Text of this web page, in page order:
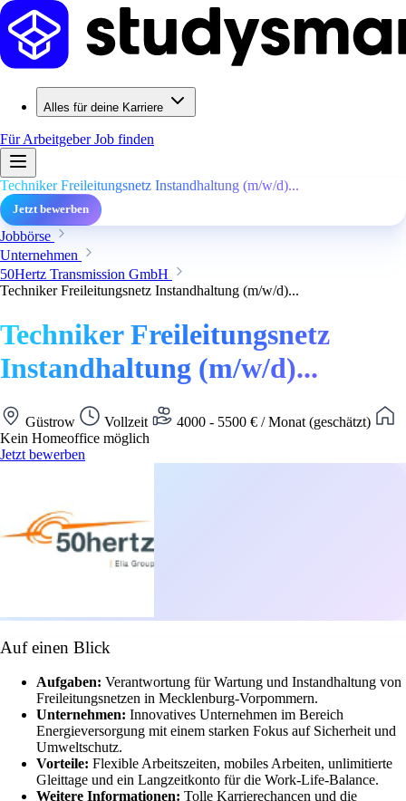
Alles für deine Karriere
Für ArbeitgeberJob finden
Techniker Freileitungsnetz Instandhaltung (m/w/d)...
Jetzt bewerben
Jobbörse
Unternehmen
50Hertz Transmission GmbH
Techniker Freileitungsnetz Instandhaltung (m/w/d)...
Techniker Freileitungsnetz
Instandhaltung (m/w/d)...
Güstrow Vollzeit
4000 - 5500 € / Monat (geschätzt)
Kein Homeoffice möglich
Jetzt bewerben
Auf einen Blick
Aufgaben: Verantwortung für Wartung und Instandhaltung von
Freileitungsnetzen in Mecklenburg-Vorpommern.
Unternehmen: Innovatives Unternehmen im Bereich
Energieversorgung mit einem starken Fokus auf Sicherheit und
Umweltschutz.
Vorteile: Flexible Arbeitszeiten, mobiles Arbeiten, unlimitierte
Gleittage und ein Langzeitkonto für die Work-Life-Balance.
Weitere Informationen: Tolle Karrierechancen und die